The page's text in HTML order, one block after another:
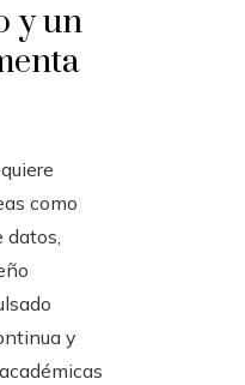
y un
como
datos,
y